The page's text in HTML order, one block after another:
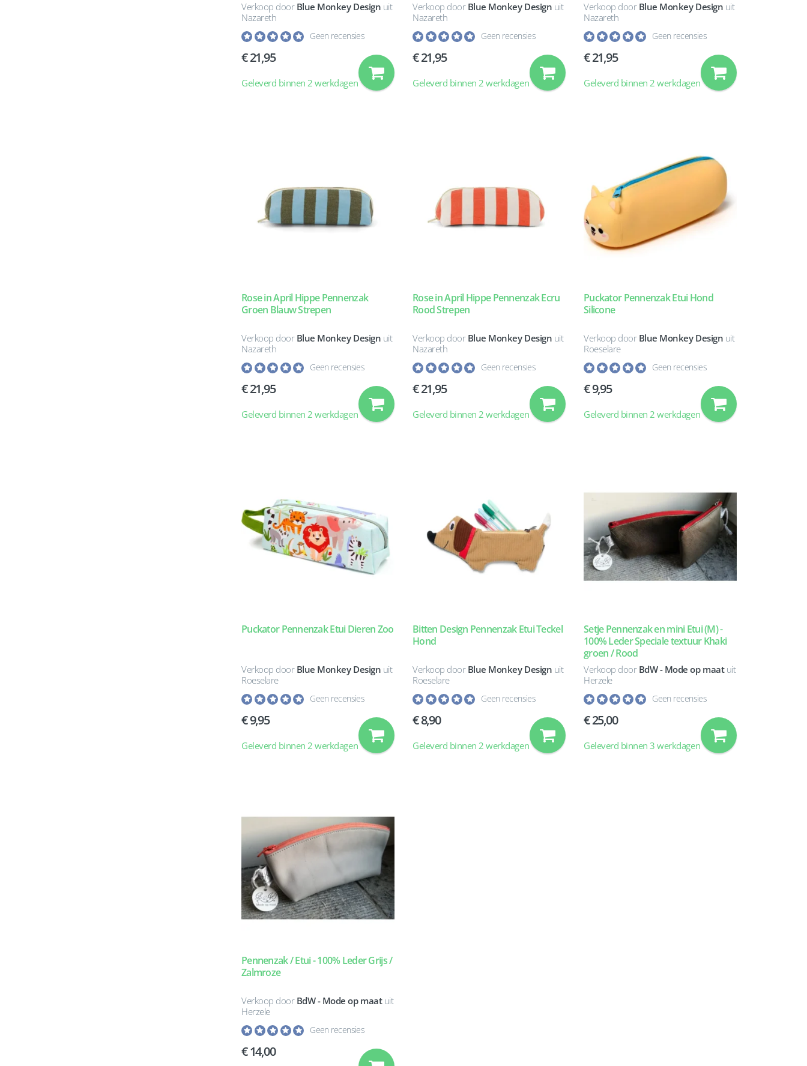
Verkoop door Blue Monkey Design uit
Nazareth
Geen recensies
21,95
Geleverd binnen 2 werkdagen
Verkoop door Blue Monkey Design uit
Nazareth
Geen recensies
21,95
Geleverd binnen 2 werkdagen
Verkoop door Blue Monkey Design uit
Nazareth
Geen recensies
21,95
Geleverd binnen 2 werkdagen
Rose in April Hippe Pennenzak
Groen Blauw Strepen
Verkoop door Blue Monkey Design uit
Nazareth
Geen recensies
21,95
Geleverd binnen 2 werkdagen
Rose in April Hippe Pennenzak Ecru
Rood Strepen
Verkoop door Blue Monkey Design uit
Nazareth
Geen recensies
21,95
Geleverd binnen 2 werkdagen
Puckator Pennenzak Etui Hond
Silicone
Verkoop door Blue Monkey Design uit
Roeselare
Geen recensies
9,95
Geleverd binnen 2 werkdagen
Puckator Pennenzak Etui Dieren Zoo
Verkoop door Blue Monkey Design uit
Roeselare
Geen recensies
9,95
Geleverd binnen 2 werkdagen
Bitten Design Pennenzak Etui Teckel
Hond
Verkoop door Blue Monkey Design uit
Roeselare
Geen recensies
8,90
Geleverd binnen 2 werkdagen
Setje Pennenzak en mini Etui (M) -
100% Leder Speciale textuur Khaki
groen / Rood
Verkoop door BdW - Mode op maatuit
Herzele
Geen recensies
25,00
Geleverd binnen 3 werkdagen
Pennenzak / Etui - 100% Leder Grijs /
Zalmroze
Verkoop door BdW - Mode op maatuit
Herzele
Geen recensies
14,00